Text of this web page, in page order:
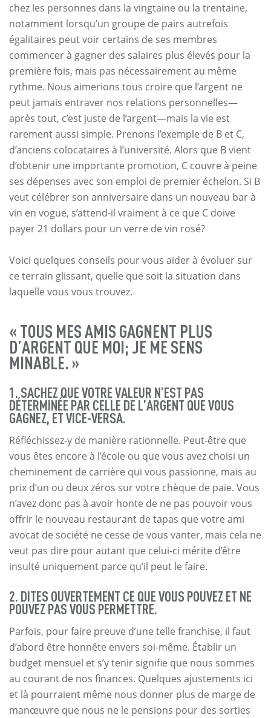
chez les personnes dans la vingtaine ou la trentaine,
notamment lorsqu’un groupe de pairs autrefois
égalitaires peut voir certains de ses membres
commencer à gagner des salaires plus élevés pour la
première fois, mais pas nécessairement au même
rythme. Nous aimerions tous croire que l’argent ne
peut jamais entraver nos relations personnelles—
après tout, c’est juste de l’argent—mais la vie est
rarement aussi simple. Prenons l’exemple de B et C,
d’anciens colocataires à l’université. Alors que B vient
d’obtenir une importante promotion, C couvre à peine
ses dépenses avec son emploi de premier échelon. Si B
veut célébrer son anniversaire dans un nouveau bar à
vin en vogue, s’attend-il vraiment à ce que C doive
payer 21 dollars pour un verre de vin rosé?
Voici quelques conseils pour vous aider à évoluer sur
ce terrain glissant, quelle que soit la situation dans
laquelle vous vous trouvez.
« TOUS MES AMIS GAGNENT PLUS
D’ARGENT QUE MOI; JE ME SENS
MINABLE. »
1. SACHEZ QUE VOTRE VALEUR N’EST PAS
DÉTERMINÉE PAR CELLE DE L’ARGENT QUE VOUS
GAGNEZ, ET VICE-VERSA.
Réfléchissez-y de manière rationnelle. Peut-être que
vous êtes encore à l’école ou que vous avez choisi un
cheminement de carrière qui vous passionne, mais au
prix d’un ou deux zéros sur votre chèque de paie. Vous
n’avez donc pas à avoir honte de ne pas pouvoir vous
offrir le nouveau restaurant de tapas que votre ami
avocat de société ne cesse de vous vanter, mais cela ne
veut pas dire pour autant que celui-ci mérite d’être
insulté uniquement parce qu’il peut le faire.
2. DITES OUVERTEMENT CE QUE VOUS POUVEZ ET NE
POUVEZ PAS VOUS PERMETTRE.
Parfois, pour faire preuve d’une telle franchise, il faut
d’abord être honnête envers soi-même. Établir un
budget mensuel et s’y tenir signifie que nous sommes
au courant de nos finances. Quelques ajustements ici
et là pourraient même nous donner plus de marge de
manœuvre que nous ne le pensions pour des sorties